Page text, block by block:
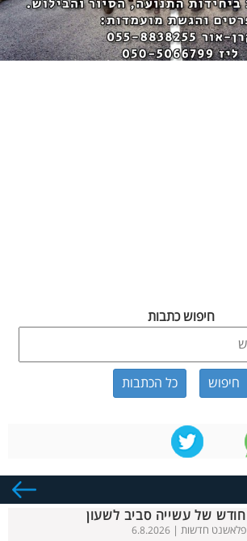
חיפוש כתבות
כל הכתבות
חודש של עשייה סביב לשעון
פלאשנט חדשות | 6.8.2026